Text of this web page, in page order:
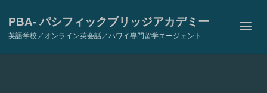
PBA- パシフィックブリッジアカデミー
英語学校／オンライン英会話／ハワイ専門留学エージェント